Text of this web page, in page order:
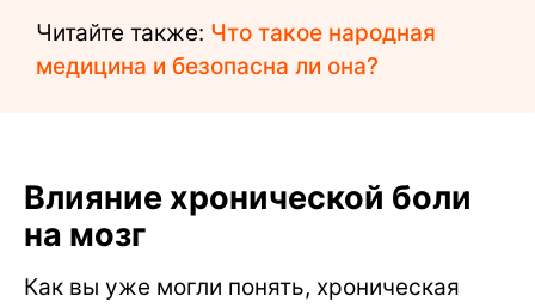
Читайте также: Что такое народная
медицина и безопасна ли она?
Влияние хронической боли
на мозг
Как вы уже могли понять, хроническая